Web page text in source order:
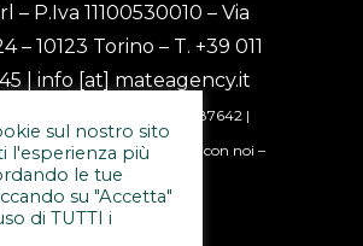
– P.Iva 11100530010 – Via
– 10123 Torino – T. +39 011
| info [at] mateagency.it
[at] messaggipec.it | Rea 1187642 |
15.000,00 € i.v |
Lavora con noi –
Privacy e Cookie Policy
sul nostro sito
l'esperienza più
le tue
su "Accetta"
di TUTTI i